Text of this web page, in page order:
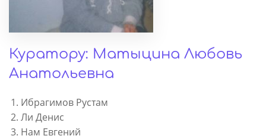
Куратору: Матыцина Любовь
Анатольевна
Ибрагимов Рустам
Ли Денис
Нам Евгений